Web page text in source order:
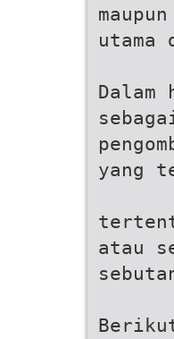
utama
yang
atau